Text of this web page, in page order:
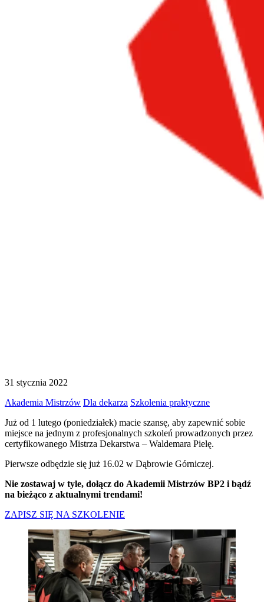
31 stycznia 2022
Akademia Mistrzów Dla dekarza Szkolenia praktyczne
Już od 1 lutego (poniedziałek) macie szansę, aby zapewnić sobie
miejsce na jednym z profesjonalnych szkoleń prowadzonych przez
certyfikowanego Mistrza Dekarstwa – Waldemara Pielę.
Pierwsze odbędzie się już 16.02 w Dąbrowie Górniczej.
Nie zostawaj w tyle, dołącz do Akademii Mistrzów BP2 i bądź
na bieżąco z aktualnymi trendami!
ZAPISZ SIĘ NA SZKOLENIE